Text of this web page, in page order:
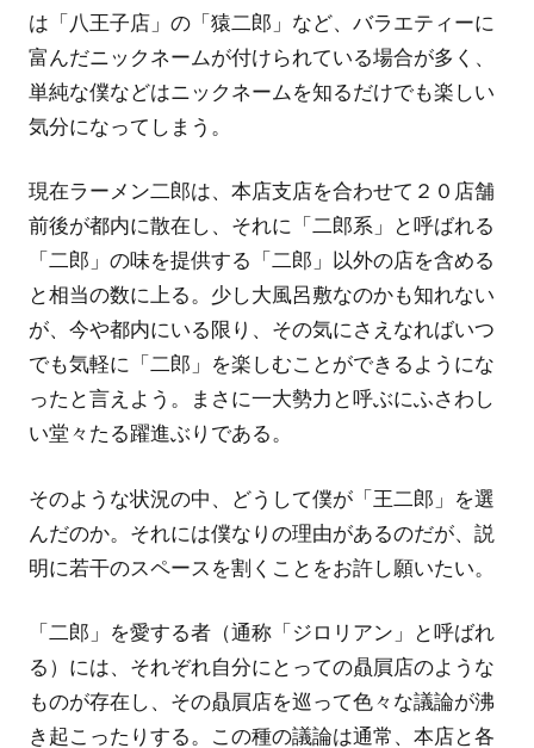
は「八王子店」の「猿二郎」など、バラエティーに
富んだニックネームが付けられている場合が多く、
単純な僕などはニックネームを知るだけでも楽しい
気分になってしまう。
現在ラーメン二郎は、本店支店を合わせて２０店舗
前後が都内に散在し、それに「二郎系」と呼ばれる
「二郎」の味を提供する「二郎」以外の店を含める
と相当の数に上る。少し大風呂敷なのかも知れない
が、今や都内にいる限り、その気にさえなればいつ
でも気軽に「二郎」を楽しむことができるようにな
ったと言えよう。まさに一大勢力と呼ぶにふさわし
い堂々たる躍進ぶりである。
そのような状況の中、どうして僕が「王二郎」を選
んだのか。それには僕なりの理由があるのだが、説
明に若干のスペースを割くことをお許し願いたい。
「二郎」を愛する者（通称「ジロリアン」と呼ばれ
る）には、それぞれ自分にとっての贔屓店のような
ものが存在し、その贔屓店を巡って色々な議論が沸
き起こったりする。この種の議論は通常、本店と各